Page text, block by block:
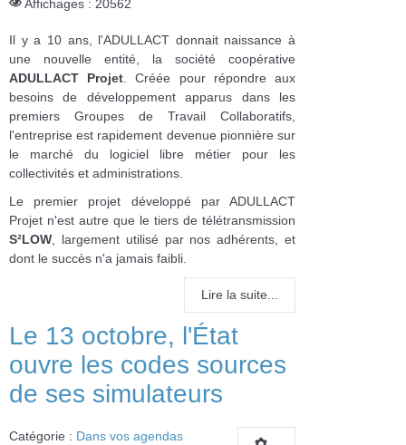
Affichages : 20562
Il y a 10 ans, l'ADULLACT donnait naissance à
une nouvelle entité, la société coopérative
ADULLACT Projet. Créée pour répondre aux
besoins de développement apparus dans les
premiers Groupes de Travail Collaboratifs,
l'entreprise est rapidement devenue pionnière sur
le marché du logiciel libre métier pour les
collectivités et administrations.
Le premier projet développé par ADULLACT
Projet n'est autre que le tiers de télétransmission
S²LOW, largement utilisé par nos adhérents, et
dont le succès n'a jamais faibli.
Lire la suite...
Le 13 octobre, l'État
ouvre les codes sources
de ses simulateurs
Catégorie : Dans vos agendas